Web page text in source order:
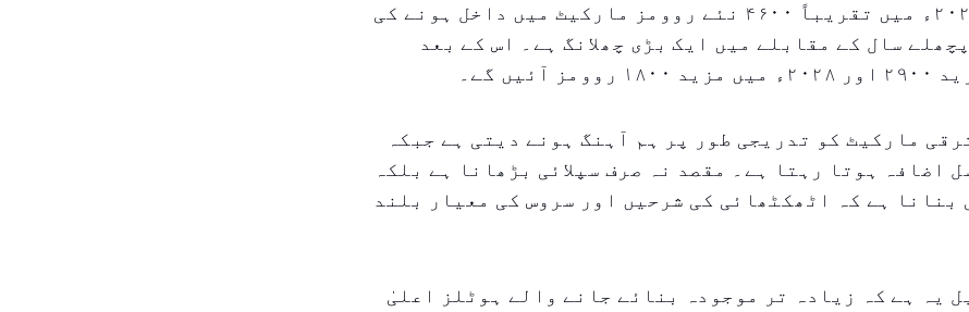
جا رہا ہے۔ ۲۰۲۶ء میں تقریباً ۴۶۰۰ نئے روومز مارکیٹ میں داخل ہونے کی
سال کے مقابلے میں ایک بڑی چھلانگ ہے۔ اس کے بعد
مارکیٹ کو تدریجی طور پر ہم آہنگ ہونے دیتی ہے جبکہ
اضافہ ہوتا رہتا ہے۔ مقصد نہ صرف سپلائی بڑھانا ہے بلکہ
بنانا ہے کہ اٹھکٹھائی کی شرحیں اور سروس کی معیار بلند
یہ ہے کہ زیادہ تر موجودہ بنائے جانے والے ہوٹلز اعلیٰ